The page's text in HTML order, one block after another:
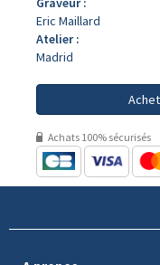
Eric Maillard
Atelier :
Madrid
Achats 100% sécurisés